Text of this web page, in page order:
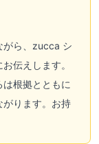
がら、zucca シ
伝えします。
根拠とともに
がります。お持